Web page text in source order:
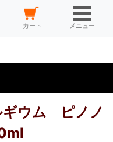
カート メニュー
ギウム ピノノ